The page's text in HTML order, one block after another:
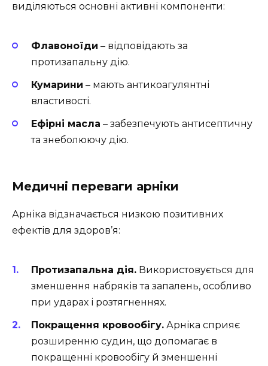
виділяються основні активні компоненти:
Флавоноїди – відповідають за
протизапальну дію.
Кумарини – мають антикоагулянтні
властивості.
Ефірні масла – забезпечують антисептичну
та знеболюючу дію.
Медичні переваги арніки
Арніка відзначається низкою позитивних
ефектів для здоров’я:
Протизапальна дія. Використовується для
зменшення набряків та запалень, особливо
при ударах і розтягненнях.
Покращення кровообігу. Арніка сприяє
розширенню судин, що допомагає в
покращенні кровообігу й зменшенні